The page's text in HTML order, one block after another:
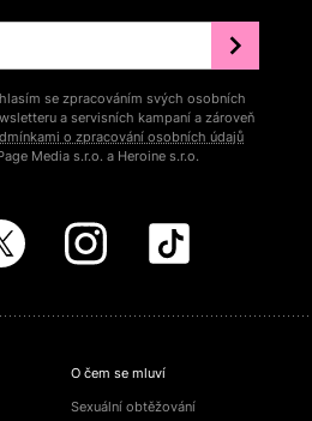
se zpracováním svých osobních
a servisních kampaní a zároveň
o zpracování osobních údajů
Media s.r.o. a Heroine s.r.o.
O čem se mluví
Sexuální obtěžování